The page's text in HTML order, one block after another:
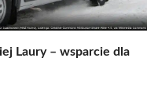
Laury – wsparcie dla